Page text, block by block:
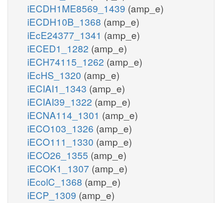
iECDH1ME8569_1439 (amp_e)
iECDH10B_1368 (amp_e)
iEcE24377_1341 (amp_e)
iECED1_1282 (amp_e)
iECH74115_1262 (amp_e)
iEcHS_1320 (amp_e)
iECIAI1_1343 (amp_e)
iECIAI39_1322 (amp_e)
iECNA114_1301 (amp_e)
iECO103_1326 (amp_e)
iECO111_1330 (amp_e)
iECO26_1355 (amp_e)
iECOK1_1307 (amp_e)
iEcolC_1368 (amp_e)
iECP_1309 (amp_e)